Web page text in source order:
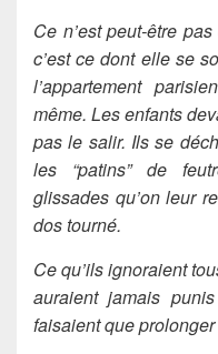
Ce n’est peut-être
c’est ce dont elle se
l’appartement
même. Les enfants
pas le salir. Ils se
les “patins” de
glissades qu’on leur
dos tourné.
Ce qu’ils ignoraient
auraient jamais
faisaient que